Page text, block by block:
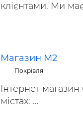
клієнтами. Ми
Магазин М2
Покрівля
Інтернет
містах: ...